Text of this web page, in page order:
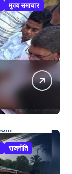
मुख्य समाचार
राजनीति